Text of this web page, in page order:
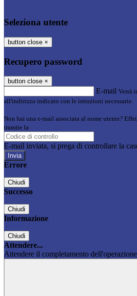
Seleziona utente
button close ×
Recupero password
button close ×
E-mail Verrà
all'indirizzo indicato con le istruzioni necessarie.
Non hai una e-mail associata al nome utente?
tramite la
E-mail inviata, si prega di controllare la
Errore
Chiudi
Successo
Chiudi
Informazione
Chiudi
Attendere...
Attendere il completamento